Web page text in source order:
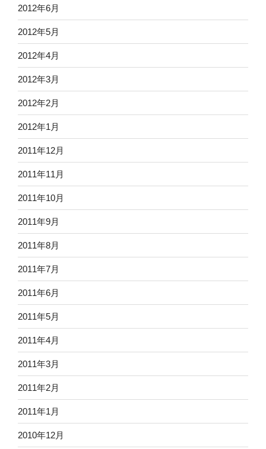
2012年6月
2012年5月
2012年4月
2012年3月
2012年2月
2012年1月
2011年12月
2011年11月
2011年10月
2011年9月
2011年8月
2011年7月
2011年6月
2011年5月
2011年4月
2011年3月
2011年2月
2011年1月
2010年12月